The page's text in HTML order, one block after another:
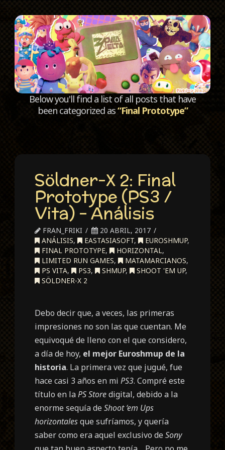
Below you'll find a list of all posts that have
been categorized as“Final Prototype”
Söldner-X 2: Final
Prototype (PS3 /
Vita) – Análisis
FRAN_FRIKI
20 ABRIL, 2017
ANÁLISIS, EASTASIASOFT, EUROSHMUP,
FINAL PROTOTYPE, HORIZONTAL,
LIMITED RUN GAMES, MATAMARCIANOS,
PS VITA, PS3, SHMUP, SHOOT 'EM UP,
SÖLDNER-X 2
Debo decir que, a veces, las primeras
impresiones no son las que cuentan. Me
equivoqué de lleno con el que considero,
a día de hoy, el mejor Euroshmup de la
historia. La primera vez que jugué, fue
hace casi 3 años en miPS3. Compré este
título en laPS Storedigital, debido a la
enorme sequía deShoot ‘em Ups
horizontalesque sufríamos, y quería
saber como era aquel exclusivo deSony